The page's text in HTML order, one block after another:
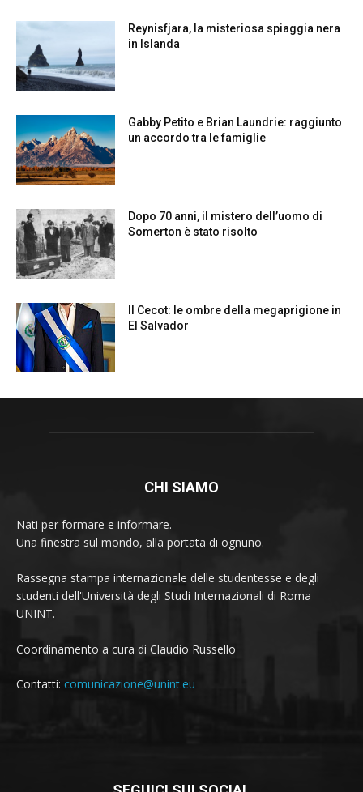
CHI SIAMO
Nati per formare e informare.
Una finestra sul mondo, alla portata di ognuno.
Rassegna stampa internazionale delle studentesse e degli
studenti dell'Università degli Studi Internazionali di Roma
UNINT.
Coordinamento a cura di Claudio Russello
Contatti: comunicazione@unint.eu